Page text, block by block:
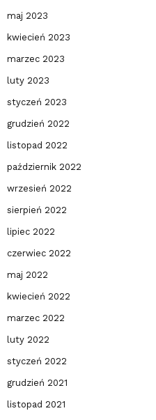
maj 2023
kwiecień 2023
marzec 2023
luty 2023
styczeń 2023
grudzień 2022
listopad 2022
październik 2022
wrzesień 2022
sierpień 2022
lipiec 2022
czerwiec 2022
maj 2022
kwiecień 2022
marzec 2022
luty 2022
styczeń 2022
grudzień 2021
listopad 2021